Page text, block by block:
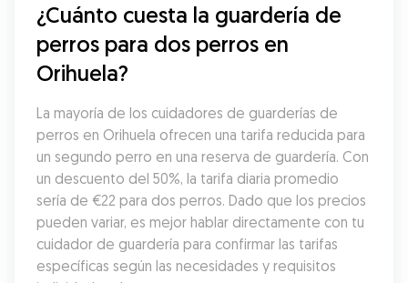
¿Cuánto cuesta la guardería de
perros para dos perros en
Orihuela?
La mayoría de los cuidadores de guarderías de
perros en Orihuela ofrecen una tarifa reducida para
un segundo perro en una reserva de guardería. Con
un descuento del 50%, la tarifa diaria promedio
sería de €22 para dos perros. Dado que los precios
pueden variar, es mejor hablar directamente con tu
cuidador de guardería para confirmar las tarifas
específicas según las necesidades y requisitos